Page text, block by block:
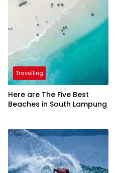
Travelling
Here are The Five Best
Beaches in South Lampung